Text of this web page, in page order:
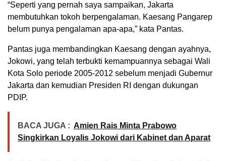
“Seperti yang pernah saya sampaikan, Jakarta
membutuhkan tokoh berpengalaman. Kaesang Pangarep
belum punya pengalaman apa-apa,” kata Pantas.
Pantas juga membandingkan Kaesang dengan ayahnya,
Jokowi, yang telah terbukti kemampuannya sebagai Wali
Kota Solo periode 2005-2012 sebelum menjadi Gubernur
Jakarta dan kemudian Presiden RI dengan dukungan
PDIP.
BACA JUGA : Amien Rais Minta Prabowo
Singkirkan Loyalis Jokowi dari Kabinet dan Aparat